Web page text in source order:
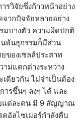
รวิจัยซึ่งก้าวหน้าอย่าง
จากปัจจัยหลายอย่าง
มบางตัว ความผิดปกติ
พันธุกรรมก็มีส่วน
ของเซลล์ประสาท
ามแตกต่างระหว่าง
ดียวกัน ไม่จำเป็นต้อง
ารขึ้นๆ ลงๆ ได้ และ
ยแต่ละคน มี 9 สัญญาณ
อัลไซเมอร์กำลังคืบ